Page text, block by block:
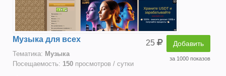
25 Добавить
за 1000 показов
Музыка для всех
Тематика: Музыка
Посещаемость: 150 просмотров / сутки